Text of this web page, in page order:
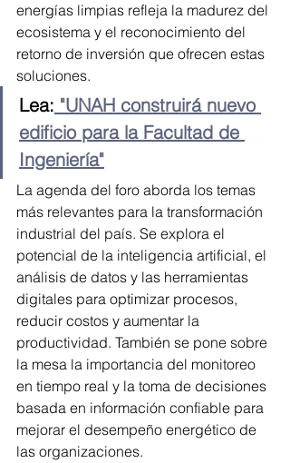
energías limpias refleja la madurez del
ecosistema y el reconocimiento del
retorno de inversión que ofrecen estas
soluciones.
Lea: "UNAH construirá nuevo
edificio para la Facultad de
Ingeniería"
La agenda del foro aborda los temas
más relevantes para la transformación
industrial del país. Se explora el
potencial de la inteligencia artificial, el
análisis de datos y las herramientas
digitales para optimizar procesos,
reducir costos y aumentar la
productividad. También se pone sobre
la mesa la importancia del monitoreo
en tiempo real y la toma de decisiones
basada en información confiable para
mejorar el desempeño energético de
las organizaciones.